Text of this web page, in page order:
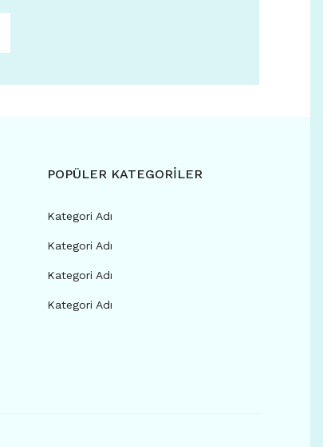
POPÜLER KATEGORİLER
Kategori Adı
Kategori Adı
Kategori Adı
Kategori Adı